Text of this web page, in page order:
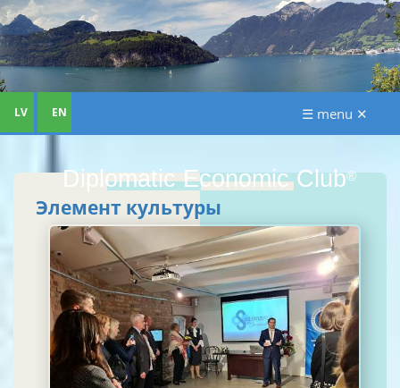
Diplomatic Economic Club®
LV EN ☰ menu ✕
Элемент культуры